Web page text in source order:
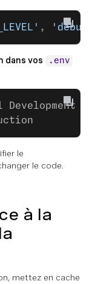
, 'debug'
dans vos .env
Development
le
le code.
à la
mettez en cache